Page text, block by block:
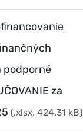
podporné
za
(.xlsx, 424.31 kB)